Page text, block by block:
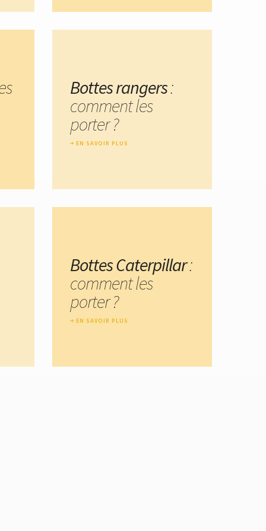
Bottes rangers:
comment les
porter ?
EN SAVOIR PLUS
Bottes Caterpillar:
comment les
porter ?
EN SAVOIR PLUS